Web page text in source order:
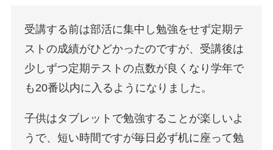
受講する前は部活に集中し勉強をせず定期テ
ストの成績がひどかったのですが、受講後は
少しずつ定期テストの点数が良くなり学年で
も20番以内に入るようになりました。
子供はタブレットで勉強することが楽しいよ
うで、短い時間ですが毎日必ず机に座って勉